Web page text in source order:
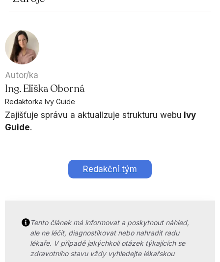
Autor/ka
Ing. Eliška Oborná
Redaktorka Ivy Guide
Zajišťuje správu a aktualizuje strukturu webu Ivy
Guide.
Redakční tým
Tento článek má informovat a poskytnout náhled,
ale ne léčit, diagnostikovat nebo nahradit radu
lékaře. V případě jakýchkoli otázek týkajících se
zdravotního stavu vždy vyhledejte lékařskou